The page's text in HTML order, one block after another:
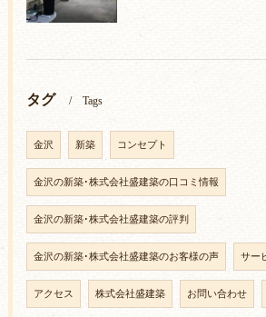
タグ Tags
金沢 新築 コンセプト
金沢の新築･株式会社盛建築の口コミ情報
金沢の新築･株式会社盛建築の評判
金沢の新築･株式会社盛建築のお客様の声 サー
アクセス 株式会社盛建築 お問い合わせ